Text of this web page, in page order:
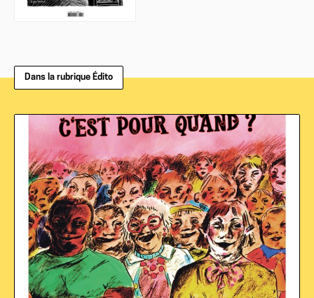
Dans la rubrique Édito